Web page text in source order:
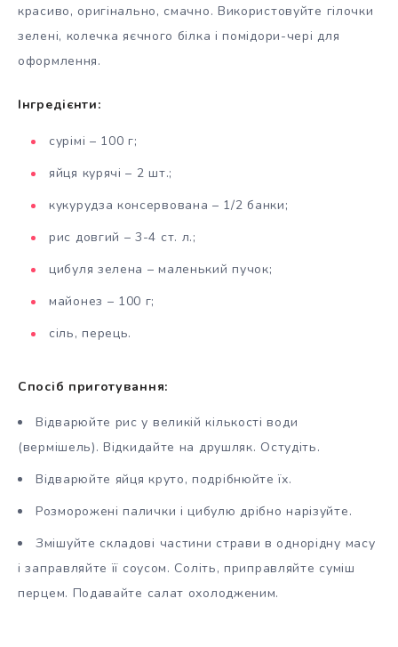
красиво, оригінально, смачно. Використовуйте гілочки
зелені, колечка яєчного білка і помідори-чері для
оформлення.
Інгредієнти:
сурімі – 100 г;
яйця курячі – 2 шт.;
кукурудза консервована – 1/2 банки;
рис довгий – 3-4 ст. л.;
цибуля зелена – маленький пучок;
майонез – 100 г;
сіль, перець.
Спосіб приготування:
Відварюйте рис у великій кількості води
(вермішель). Відкидайте на друшляк. Остудіть.
Відварюйте яйця круто, подрібнюйте їх.
Розморожені палички і цибулю дрібно нарізуйте.
Змішуйте складові частини страви в однорідну масу
і заправляйте її соусом. Соліть, приправляйте суміш
перцем. Подавайте салат охолодженим.